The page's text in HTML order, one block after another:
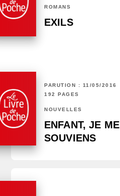
ROMANS
EXILS
PARUTION : 11/05/2016
192 PAGES
NOUVELLES
ENFANT, JE ME
SOUVIENS